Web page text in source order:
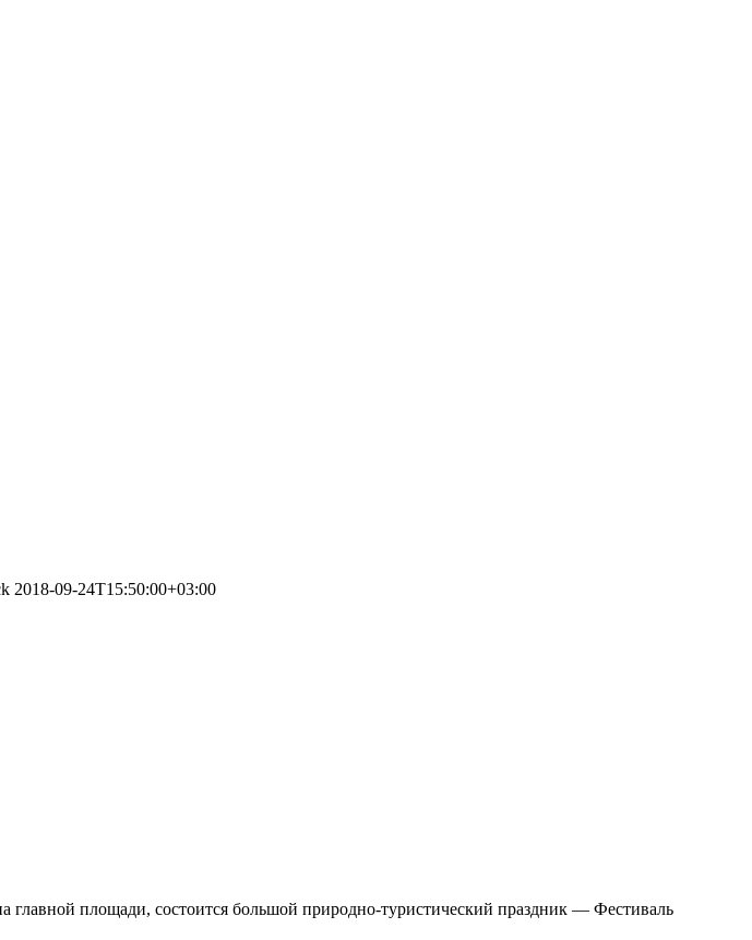
2018-09-24T15:50:00+03:00
главной площади, состоится большой природно-туристический праздник — Фестиваль